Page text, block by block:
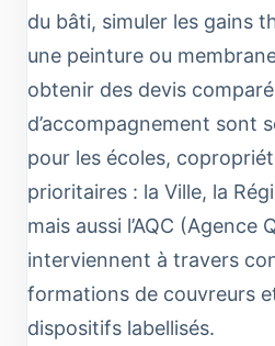
du bâti, simuler les gains
une peinture ou
obtenir des devis
d’accompagnement sont
pour les écoles,
prioritaires : la Ville, la
mais aussi l’AQC
interviennent à travers
formations de couvreurs
dispositifs labellisés.